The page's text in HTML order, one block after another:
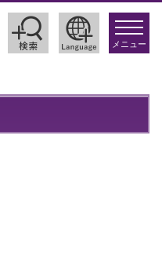
toggle
メニュー